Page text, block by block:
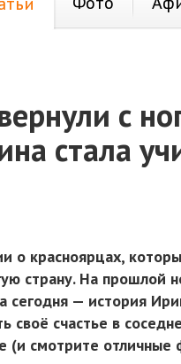
с
стала
о красноярцах,
страну. На прошлой
сегодня — история
своё счастье в
(и смотрите